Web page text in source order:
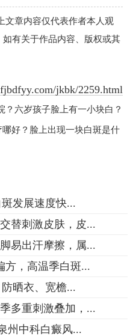
文章内容仅代表作者本人观
有关于作品内容、版权或其
jkbk/2259.html
六岁孩子脸上有一小块白？
好？脸上出现一块白斑是什
发展速度快...
替刺激皮肤，皮...
易出汗摩擦，属...
方，高温季白斑...
晒衣、宽檐...
多重刺激叠加，...
州中科白癜风...